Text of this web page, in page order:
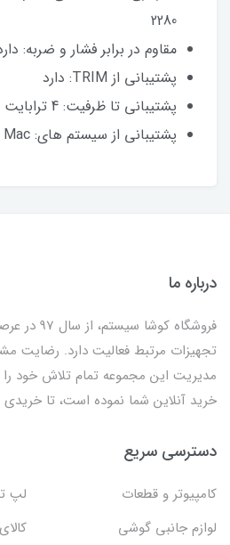
2280
مقاوم در برابر فشار و ضربه:
پشتیبانی از TRIM: دارد
پشتیبانی تا ظرفیت: 4 ترابایت
پشتیبانی از سیستم های: Windows, Linux, Mac
درباره ما
فروشگاه
تجهیزات مرتبط فعالیت دارد. رضایت
مدیریت این مجموعه تمام تلاش خود را
خرید آنلاین شما نموده است، تا خریدی
دسترسی سریع
کامپیوتر و قطعات
لپ
لوازم جانبی گوشی